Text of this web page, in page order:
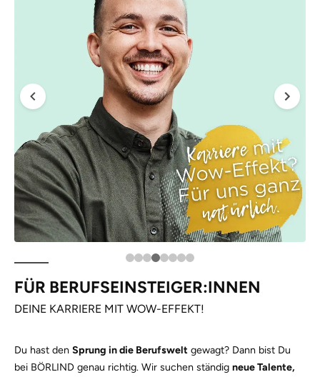
FÜR BERUFSEINSTEIGER:INNEN
DEINE KARRIERE MIT WOW-EFFEKT!
Du hast den Sprung in die Berufswelt gewagt? Dann bist Du
bei BÖRLIND genau richtig. Wir suchen ständig neue Talente,